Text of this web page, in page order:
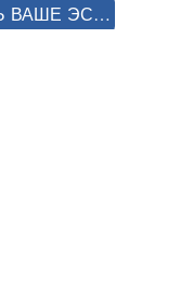
ОТПРАВИТЬ ВАШЕ ЭССЕ